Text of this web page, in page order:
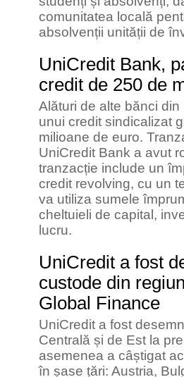
comunitatea locală
absolvenții unității de
UniCredit Bank,
credit de 250 de
Alături de alte bănci
unui credit sindicalizat
milioane de euro.
UniCredit Bank a avut
tranzacție include un
credit revolving, cu un
va utiliza sumele
cheltuieli de capital,
lucru.
UniCredit a fost
custode din
Global Finance
UniCredit a fost
Centrală și de Est la
asemenea a câștigat
în șase țări: Austria,